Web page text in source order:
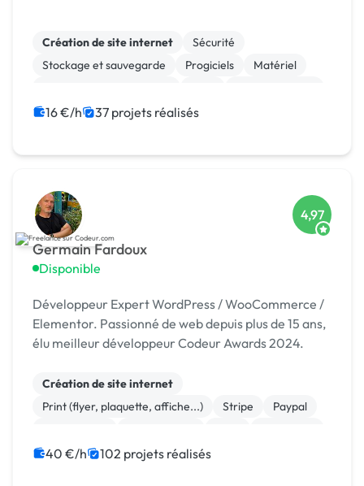
Création de site internet
Sécurité
Stockage et sauvegarde
Progiciels
Matériel
SaaS
CMS
16 €/h 37 projets réalisés
Germain Fardoux
Disponible
4,97
Développeur Expert WordPress / WooCommerce /
Elementor. Passionné de web depuis plus de 15 ans,
élu meilleur développeur Codeur Awards 2024.
Création de site internet
Print (flyer, plaquette, affiche...)
Stripe
Paypal
Site clé en main
Système de paiement
40 €/h 102 projets réalisés